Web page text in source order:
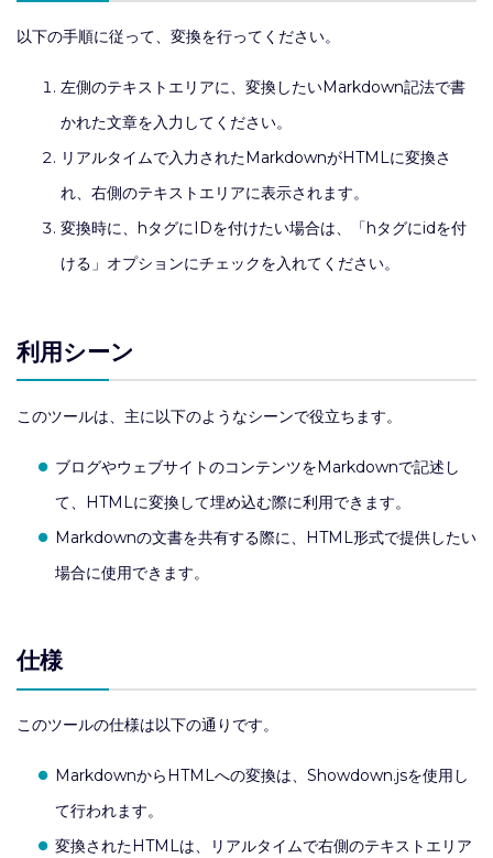
以下の手順に従って、変換を行ってください。
左側のテキストエリアに、変換したいMarkdown記法で書
かれた文章を入力してください。
リアルタイムで入力されたMarkdownがHTMLに変換さ
れ、右側のテキストエリアに表示されます。
変換時に、hタグにIDを付けたい場合は、「hタグにidを付
ける」オプションにチェックを入れてください。
利用シーン
このツールは、主に以下のようなシーンで役立ちます。
ブログやウェブサイトのコンテンツをMarkdownで記述し
て、HTMLに変換して埋め込む際に利用できます。
Markdownの文書を共有する際に、HTML形式で提供したい
場合に使用できます。
仕様
このツールの仕様は以下の通りです。
MarkdownからHTMLへの変換は、Showdown.jsを使用し
て行われます。
変換されたHTMLは、リアルタイムで右側のテキストエリア